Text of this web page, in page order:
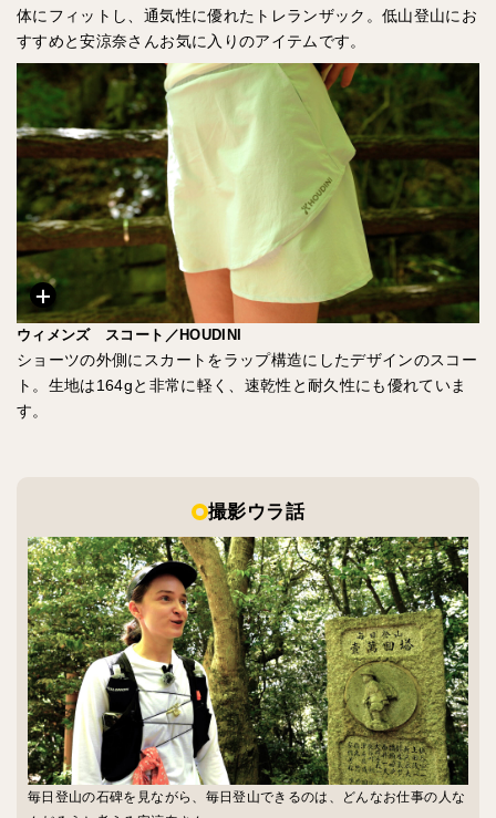
体にフィットし、通気性に優れたトレランザック。低山登山にお
すすめと安涼奈さんお気に入りのアイテムです。
ウィメンズ スコート／HOUDINI
ショーツの外側にスカートをラップ構造にしたデザインのスコー
ト。生地は164gと非常に軽く、速乾性と耐久性にも優れていま
す。
撮影ウラ話
毎日登山の石碑を見ながら、毎日登山できるのは、どんなお仕事の人な